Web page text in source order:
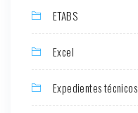
ETABS
Excel
Expedientes